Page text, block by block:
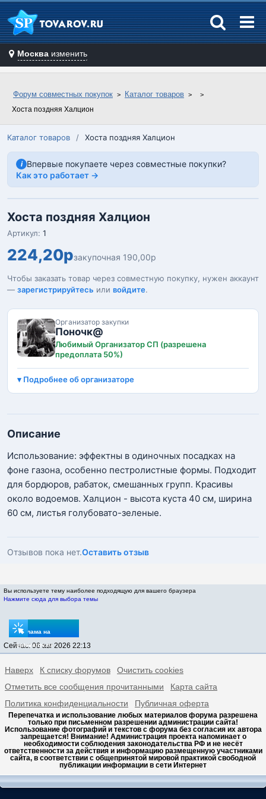
Москва изменить
Форум совместных покупок Каталог товаров
Хоста поздняя Халцион
Каталог товаров / Хоста поздняя Халцион
i Впервые покупаете через совместные покупки?
Как это работает →
Хоста поздняя Халцион
Артикул: 1
224,20рзакупочная 190,00р
Чтобы заказать товар через совместную покупку, нужен аккаунт
— зарегистрируйтесь или войдите.
Организатор закупки
Поночк@
Любимый Организатор СП (разрешена
предоплата 50%)
Подробнее об организаторе
Описание
Использование: эффектны в одиночных посадках на
фоне газона, особенно пестролистные формы. Подходит
для бордюров, рабаток, смешанных групп. Красивы
около водоемов. Халцион - высота куста 40 см, ширина
60 см, листья голубовато-зеленые.
Отзывов пока нет.Оставить отзыв
Вы используете тему наиболее подходящую для вашего браузера
Нажмите сюда для выбора темы
Реклама на
sptovarov.ru
Сейчас: 06 авг 2026 22:13
Наверх К списку форумов
Очистить cookies
Отметить все сообщения прочитанными
Карта сайта
Политика конфиденциальности
Публичная оферта